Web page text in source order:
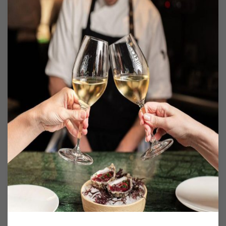
Las cookies usadas pormontbar.com
son básicamente propias de tipo
técnicas de gestión de la preferencia de
idiomas del usuario, y de los siguientes
terceros:
“Google cookies“
La información obtenida por la misma
es tratada pormontbar.comy por el
tercero Google Ireland
Limitedhttps://www.google.es/intl/es/
Las cookies que utiliza
montbar.com son anónimas y no
proporcionan referencias que permitan
deducir datos personales del usuario.
Son usadas únicamente para recordar